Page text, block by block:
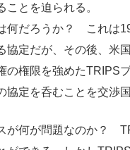
ことを迫られる。
何だろうか？ これは
協定だが、その後、米
の権限を強めたTRIPS
協定を呑むことを交渉
が何が問題なのか？